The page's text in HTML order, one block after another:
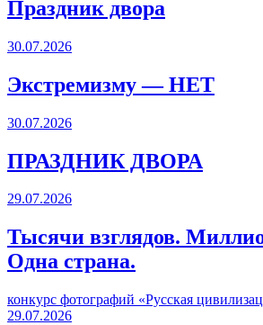
Праздник двора
30.07.2026
Экстремизму — НЕТ
30.07.2026
ПРАЗДНИК ДВОРА️
29.07.2026
Тысячи взглядов.
Одна страна.
конкурс фотографий «Русская
29.07.2026